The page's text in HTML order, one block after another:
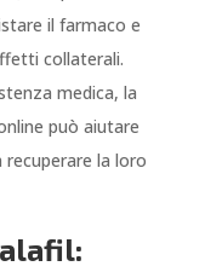
il farmaco e
collaterali.
medica, la
può aiutare
la loro